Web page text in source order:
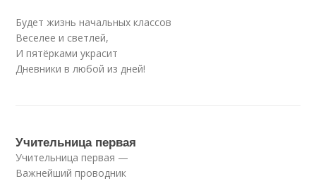
Будет жизнь начальных классов
Веселее и светлей,
И пятёрками украсит
Дневники в любой из дней!
Учительница первая
Учительница первая —
Важнейший проводник